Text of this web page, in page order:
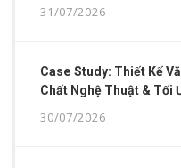
31/07/2026
Case Study: Thiết Kế
Chất Nghệ Thuật & Tối
30/07/2026